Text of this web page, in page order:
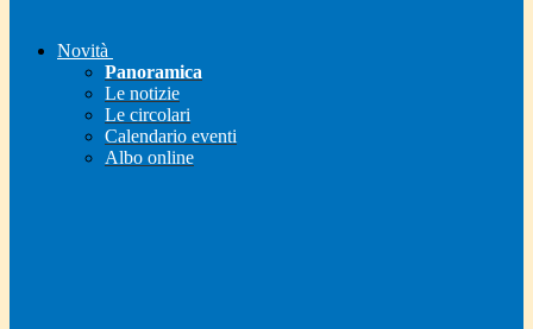
Novità
Panoramica
Le notizie
Le circolari
Calendario eventi
Albo online